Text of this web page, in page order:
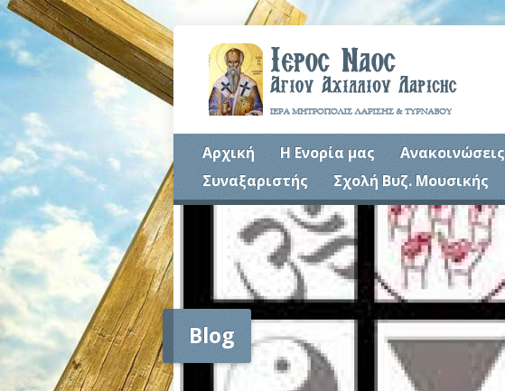
Αρχική Η Ενορία μας Ανακοινώσεις
Συναξαριστής
Σχολή Βυζ. Μουσικής
Blog